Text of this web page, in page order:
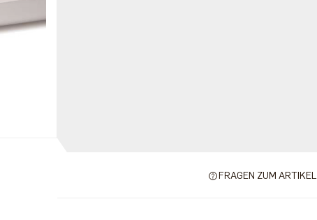
FRAGEN ZUM ARTIKEL